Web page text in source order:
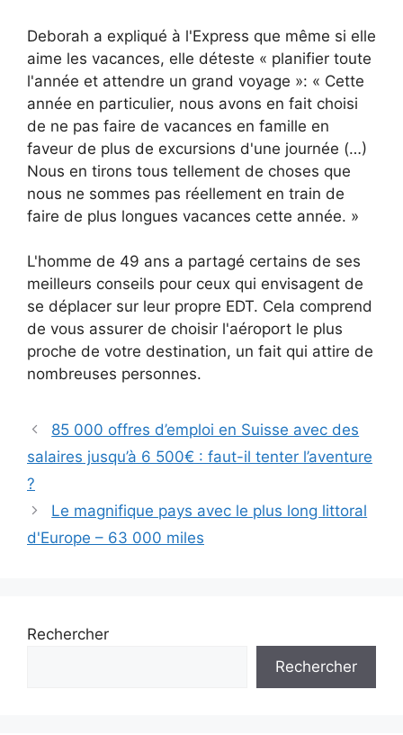
Deborah a expliqué à l'Express que même si elle
aime les vacances, elle déteste « planifier toute
l'année et attendre un grand voyage »: « Cette
année en particulier, nous avons en fait choisi
de ne pas faire de vacances en famille en
faveur de plus de excursions d'une journée (…)
Nous en tirons tous tellement de choses que
nous ne sommes pas réellement en train de
faire de plus longues vacances cette année. »
L'homme de 49 ans a partagé certains de ses
meilleurs conseils pour ceux qui envisagent de
se déplacer sur leur propre EDT. Cela comprend
de vous assurer de choisir l'aéroport le plus
proche de votre destination, un fait qui attire de
nombreuses personnes.
85 000 offres d’emploi en Suisse avec des
salaires jusqu’à 6 500€ : faut-il tenter l’aventure
?
Le magnifique pays avec le plus long littoral
d'Europe – 63 000 miles
Rechercher
Rechercher